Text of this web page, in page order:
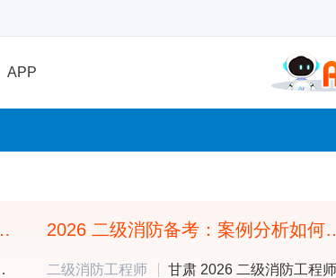
APP
章节重点+备考规划+题库推荐 2026 二级消防备
学习工具推荐 二级消防工程师